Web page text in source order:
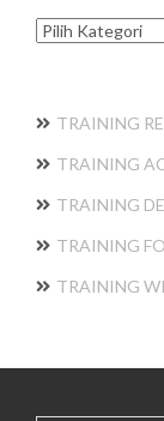
Kategori
TRAINING
TRAINING
TRAINING
TRAINING
TRAINING